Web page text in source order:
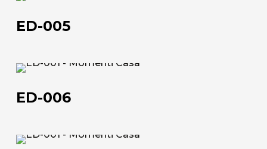
ED-005
ED-
ED-006
ED-